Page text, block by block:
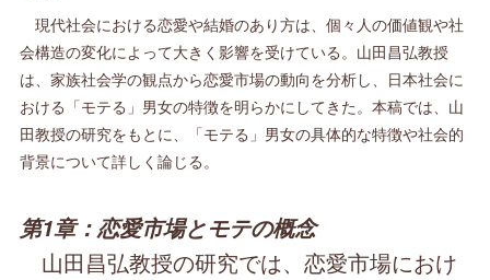
現代社会における恋愛や結婚のあり方は、個々人の価値観や社
会構造の変化によって大きく影響を受けている。山田昌弘教授
は、家族社会学の観点から恋愛市場の動向を分析し、日本社会に
おける「モテる」男女の特徴を明らかにしてきた。本稿では、山
田教授の研究をもとに、「モテる」男女の具体的な特徴や社会的
背景について詳しく論じる。
第1章：恋愛市場とモテの概念
山田昌弘教授の研究では、恋愛市場におけ